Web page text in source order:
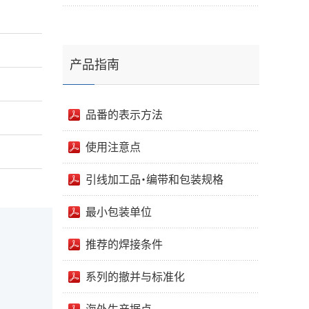
产品指南
品番的表示方法
使用注意点
引线加工品・编带和包装规格
最小包装单位
推荐的焊接条件
系列的撤并与标准化